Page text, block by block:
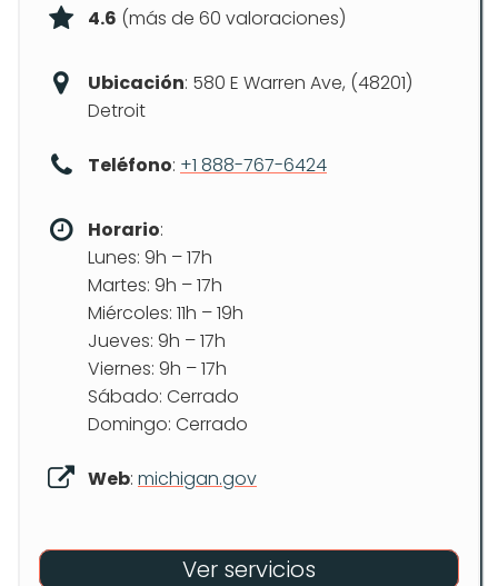
4.6 (más de 60 valoraciones)
Ubicación: 580 E Warren Ave, (48201)
Detroit
Teléfono: +1 888-767-6424
Horario:
Lunes: 9h – 17h
Martes: 9h – 17h
Miércoles: 11h – 19h
Jueves: 9h – 17h
Viernes: 9h – 17h
Sábado: Cerrado
Domingo: Cerrado
Web: michigan.gov
Ver servicios